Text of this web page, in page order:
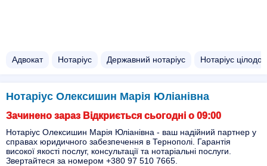
Адвокат Нотаріус Державний нотаріус Нотаріус
Нотаріус Олексишин Марія Юліанівна
Зачинено зараз Відкриється сьогодні о 09:00
Нотаріус Олексишин Марія Юліанівна - ваш надійний партнер у
справах юридичного забезпечення в Тернополі. Гарантія
високої якості послуг, консультації та нотаріальні послуги.
Звертайтеся за номером +380 97 510 7665.